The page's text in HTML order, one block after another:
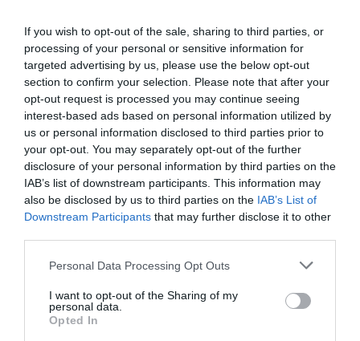
If you wish to opt-out of the sale, sharing to third parties, or
processing of your personal or sensitive information for
targeted advertising by us, please use the below opt-out
section to confirm your selection. Please note that after your
opt-out request is processed you may continue seeing
interest-based ads based on personal information utilized by
us or personal information disclosed to third parties prior to
your opt-out. You may separately opt-out of the further
disclosure of your personal information by third parties on the
IAB’s list of downstream participants. This information may
also be disclosed by us to third parties on the IAB’s List of
Downstream Participants that may further disclose it to other
Personal Data Processing Opt Outs
I want to opt-out of the Sharing of my
personal data.
Opted In
Noticias y novedades
Redacción
08/06/2026
El encuentro, organizado por LASEMI junto
al COF de Bizkaia los días 22 y 23 de octubre,
abordará aspectos clave sobre innovación,
IA y avances clínicos
Un paso al frente
Editorial Silvia Estebarán
21/05/2026
La farmacia comunitaria se consolida como referente en nutrición
deportiva y formulación magistral, ofreciendo servicios de alto valor
sanitario y adaptados al paciente
presidente de LASEMI
Noticias y novedades
Redacción